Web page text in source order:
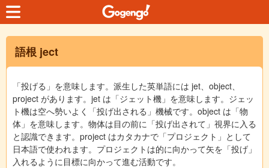
語根 ject
「投げる」を意味します。派生した英単語には jet、object、
project があります。jet は「ジェット機」を意味します。ジェッ
ト機は空へ勢いよく「投げ出される」機械です。object は「物
体」を意味します。物体は目の前に「投げ出されて」視界に入る
と認識できます。project はカタカナで「プロジェクト」として
日本語で使われます。プロジェクトは的に向かって矢を「投げ」
入れるように目標に向かって進む活動です。